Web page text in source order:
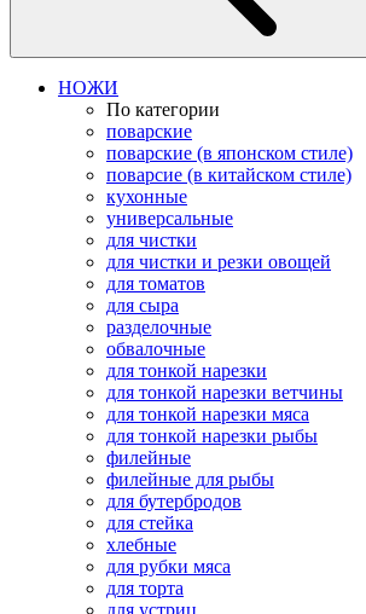
НОЖИ
По категории
поварские
поварские (в японском стиле)
поварсие (в китайском стиле)
кухонные
универсальные
для чистки
для чистки и резки овощей
для томатов
для сыра
разделочные
обвалочные
для тонкой нарезки
для тонкой нарезки ветчины
для тонкой нарезки мяса
для тонкой нарезки рыбы
филейные
филейные для рыбы
для бутербродов
для стейка
хлебные
для рубки мяса
для торта
для устриц